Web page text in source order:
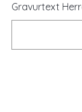
Gravurtext